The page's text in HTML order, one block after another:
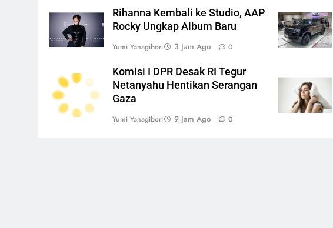
Rihanna Kembali ke Studio, AAP
Rocky Ungkap Album Baru
Yumi Yanagibori 3 Jam Ago 0
Komisi I DPR Desak RI Tegur
Netanyahu Hentikan Serangan
Gaza
Yumi Yanagibori 9 Jam Ago 0